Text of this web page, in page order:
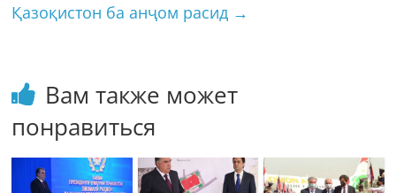
Қазоқистон ба анҷом расид →
Вам также может
понравиться